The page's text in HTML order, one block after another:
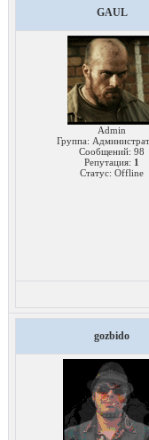
GAUL
Admin
Группа:
Сообщений: 98
Репутация: 1
Статус: Offline
gozbido